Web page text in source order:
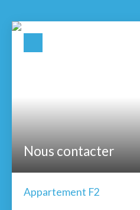
Nous contacter
Appartement F2